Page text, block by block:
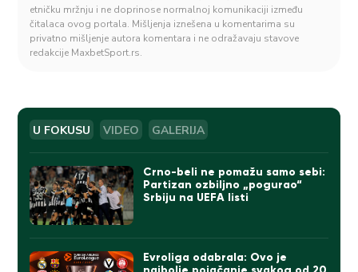
etničku mržnju i ne doprinose normalnoj komunikaciji između
čitalaca ovog portala. Mišljenja iznešena u komentarima su
privatno mišljenje autora komentara i ne odražavaju stavove
redakcije MaxbetSport.rs.
U FOKUSU VIDEO GALERIJA
Crno-beli ne pomažu samo sebi:
Partizan ozbiljno „pogurao“
Srbiju na UEFA listi
Evroliga odabrala: Ovo je